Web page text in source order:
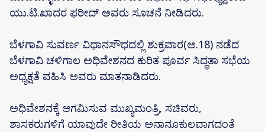
ಯು.ಟಿ.ಖಾದರ ಫರೀದ್ ಅವರು ಸೂಚನೆ ನೀಡಿದರು.
ಬೆಳಗಾವಿ ಸುವರ್ಣ ವಿಧಾನಸೌಧದಲ್ಲಿ ಶುಕ್ರವಾರ(ಅ.18) ನಡೆದ
ಬೆಳಗಾವಿ ಚಳಿಗಾಲ ಅಧಿವೇಶನದ ಕುರಿತ ಪೂರ್ವ ಸಿದ್ಧತಾ ಸಭೆಯ
ಅಧ್ಯಕ್ಷತೆ‌ ವಹಿಸಿ ಅವರು ಮಾತನಾಡಿದರು.
ಅಧಿವೇಶನಕ್ಕೆ ಆಗಮಿಸುವ ಮುಖ್ಯಮಂತ್ರಿ, ಸಚಿವರು,
ಶಾಸಕರುಗಳಿಗೆ ಯಾವುದೇ ರೀತಿಯ ಅನಾನೂಕುಲವಾಗದಂತೆ